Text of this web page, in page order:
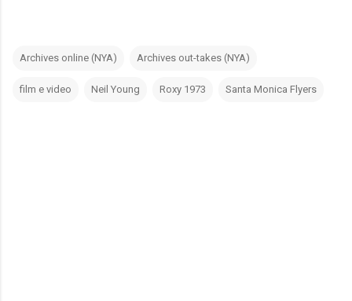
Archives online (NYA) Archives out-takes (NYA)
film e video Neil Young Roxy 1973 Santa Monica Flyers